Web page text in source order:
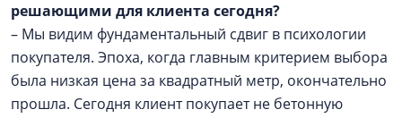
решающими для клиента сегодня?
– Мы видим фундаментальный сдвиг в психологии
покупателя. Эпоха, когда главным критерием выбора
была низкая цена за квадратный метр, окончательно
прошла. Сегодня клиент покупает не бетонную